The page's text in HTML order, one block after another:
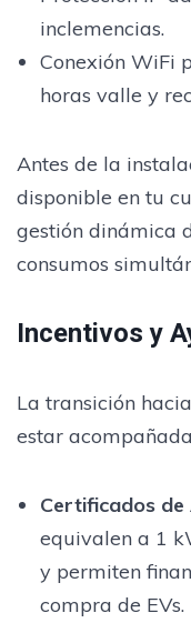
inclemencias.
Conexión WiFi
horas valle y
Antes de la
disponible en tu
gestión dinámica
consumos
Incentivos y
La transición
estar
Certificados de
equivalen a 1
y permiten
compra de EVs.